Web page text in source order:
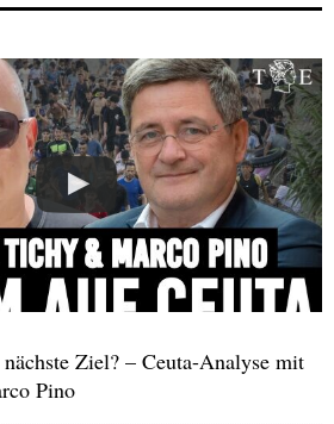
Ziel? – Ceuta-Analyse mit
Pino